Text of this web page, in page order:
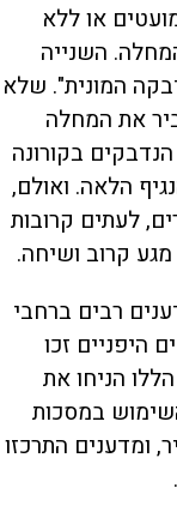
או ללא
השנייה
המונית". שלא
את המחלה
בקורונה
הנגיף הלאה. ואולם,
לעתים קרובות
קרוב ושיחה.
רבים ברחבי
היפניים זכו
הניחו את
במסכות
ומדענים התרכזו